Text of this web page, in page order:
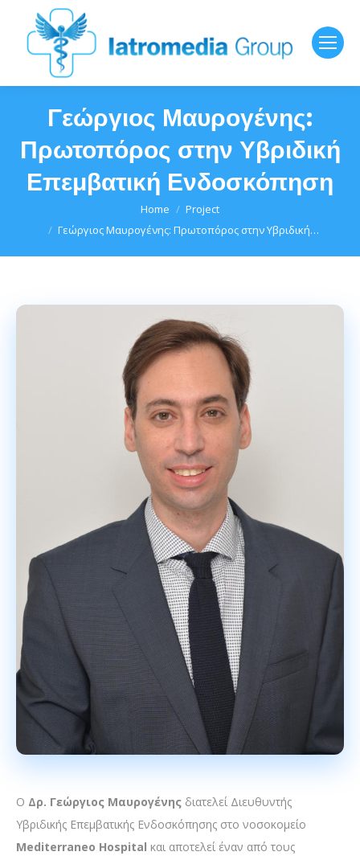
Γεώργιος Μαυρογένης:
Πρωτοπόρος στην Υβριδική
Επεμβατική Ενδοσκόπηση
Home
Project
Γεώργιος Μαυρογένης: Πρωτοπόρος στην Υβριδική…
Ο Δρ. Γεώργιος Μαυρογένης διατελεί Διευθυντής
Υβριδικής Επεμβατικής Ενδοσκόπησης στο νοσοκομείο
Mediterraneo Hospital και αποτελεί έναν από τους